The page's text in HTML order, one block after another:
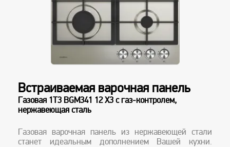
Встраиваемая варочная панель
Газовая 1T3 BGM341 12 X3 с газ-контролем,
нержавеющая сталь
Газовая варочная панель из нержавеющей стали
станет идеальным дополнением Вашей кухни.